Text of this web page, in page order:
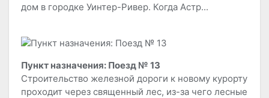
дом в городке Уинтер-Ривер. Когда Астр...
Пункт назначения: Поезд № 13
Строительство железной дороги к новому курорту
проходит через священный лес, из-за чего лесные